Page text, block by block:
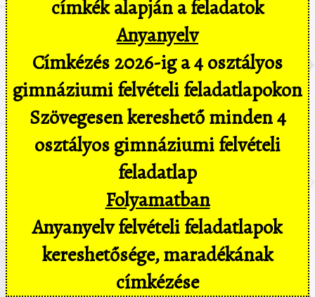
címkék alapján a feladatok
Anyanyelv
Címkézés 2026-ig a 4 osztályos
gimnáziumi felvételi feladatlapokon
Szövegesen kereshető minden 4
osztályos gimnáziumi felvételi
feladatlap
Folyamatban
Anyanyelv felvételi feladatlapok
kereshetősége, maradékának
címkézése